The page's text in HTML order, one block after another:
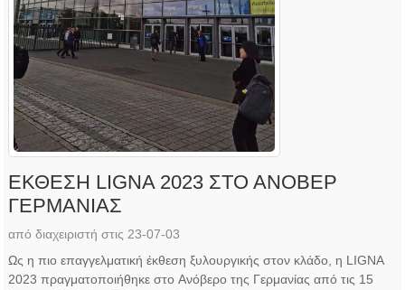
ΕΚΘΕΣΗ LIGNA 2023 ΣΤΟ ΑΝΟΒΕΡ
ΓΕΡΜΑΝΙΑΣ
από διαχειριστή στις 23-07-03
Ως η πιο επαγγελματική έκθεση ξυλουργικής στον κλάδο, η LIGNA
2023 πραγματοποιήθηκε στο Ανόβερο της Γερμανίας από τις 15